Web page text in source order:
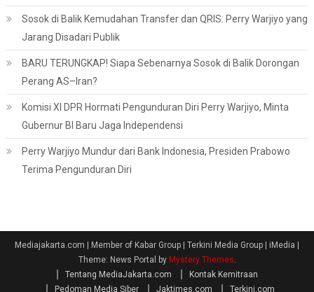
Sosok di Balik Kemudahan Transfer dan QRIS: Perry Warjiyo yang
Jarang Disadari Publik
BARU TERUNGKAP! Siapa Sebenarnya Sosok di Balik Dorongan
Perang AS–Iran?
Komisi XI DPR Hormati Pengunduran Diri Perry Warjiyo, Minta
Gubernur BI Baru Jaga Independensi
Perry Warjiyo Mundur dari Bank Indonesia, Presiden Prabowo
Terima Pengunduran Diri
Mediajakarta.com | Member of Kabar Group | Terkini Media Group | iMedia
Theme: News Portal by Mystery Themes.
Tentang MediaJakarta.com
Kontak Kemitraan
Pedoman Media Siber
Jaktimes.com Terkini.com